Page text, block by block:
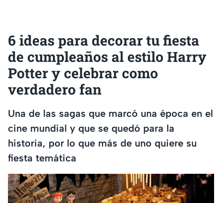
6 ideas para decorar tu fiesta
de cumpleaños al estilo Harry
Potter y celebrar como
verdadero fan
Una de las sagas que marcó una época en el
cine mundial y que se quedó para la
historia, por lo que más de uno quiere su
fiesta temática